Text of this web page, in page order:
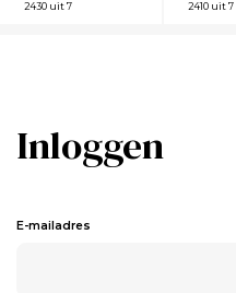
2430 uit 7
2410 uit 7
Inloggen
E-mailadres